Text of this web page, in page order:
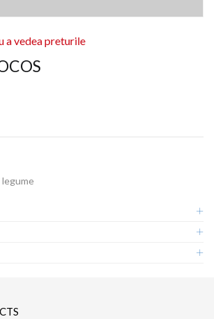
a vedea preturile